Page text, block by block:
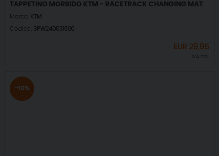
TAPPETINO MORBIDO KTM - RACETRACK CHANGING MAT
Marca: KTM
Codice: 3PW240031600
EUR 29,95
IVA incl.
-10%